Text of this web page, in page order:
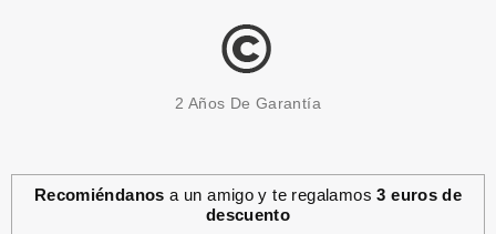
ESSENCE
2 Años De Garantía
Recomiéndanos a un amigo y te regalamos3 euros de
descuento